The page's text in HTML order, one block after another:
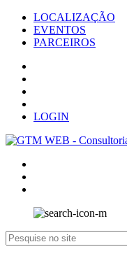
LOCALIZAÇÃO
EVENTOS
PARCEIROS
LOGIN